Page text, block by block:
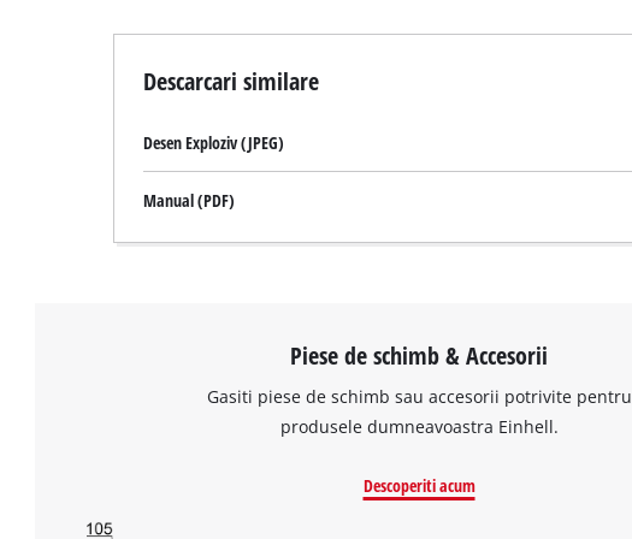
Descarcari similare
Desen Exploziv (JPEG)
Manual (PDF)
Piese de schimb & Accesorii
Gasiti piese de schimb sau accesorii potrivite pentru
produsele dumneavoastra Einhell.
Descoperiti acum